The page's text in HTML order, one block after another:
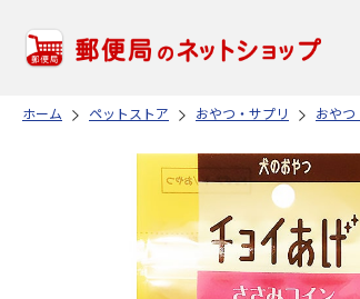
ホーム ペットストア おやつ・サプリ おやつ